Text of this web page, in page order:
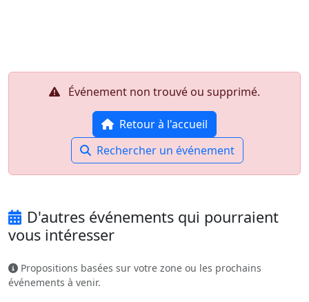
Événement non trouvé ou supprimé.
Retour à l'accueil
Rechercher un événement
D'autres événements qui pourraient
vous intéresser
Propositions basées sur votre zone ou les prochains
événements à venir.